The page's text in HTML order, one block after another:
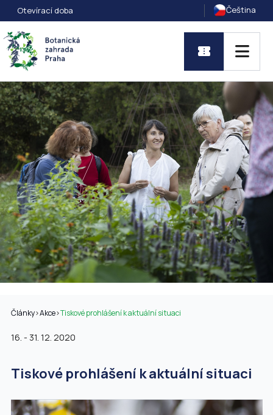
Otevírací doba Čeština
Články>Akce>Tiskové prohlášení k aktuální situaci
16. - 31. 12. 2020
Tiskové prohlášení k aktuální situaci